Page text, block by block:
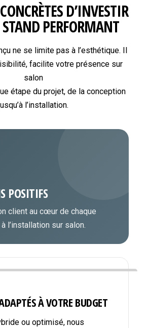
D’INVESTIR
PERFORMANT
ne se limite pas à l’esthétique. Il
facilite votre présence sur
salon
étape du projet, de la conception
l’installation.
POSITIFS
client au cœur de chaque
l’installation sur salon.
À VOTRE BUDGET
ou optimisé, nous